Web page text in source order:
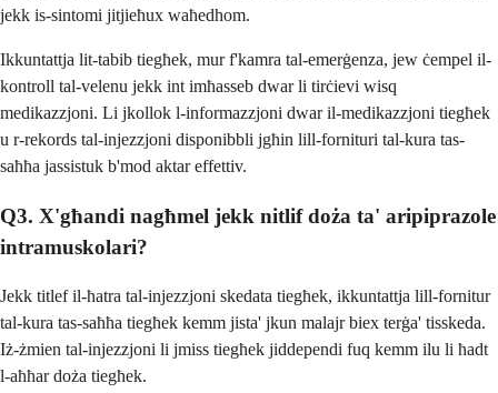
jekk is-sintomi jitjieħux waħedhom.
Ikkuntattja lit-tabib tiegħek, mur f'kamra tal-emerġenza, jew ċempel il-
kontroll tal-velenu jekk int imħasseb dwar li tirċievi wisq
medikazzjoni. Li jkollok l-informazzjoni dwar il-medikazzjoni tiegħek
u r-rekords tal-injezzjoni disponibbli jgħin lill-fornituri tal-kura tas-
saħħa jassistuk b'mod aktar effettiv.
Q3. X'għandi nagħmel jekk nitlif doża ta' aripiprazole
intramuskolari?
Jekk titlef il-ħatra tal-injezzjoni skedata tiegħek, ikkuntattja lill-fornitur
tal-kura tas-saħħa tiegħek kemm jista' jkun malajr biex terġa' tisskeda.
Iż-żmien tal-injezzjoni li jmiss tiegħek jiddependi fuq kemm ilu li ħadt
l-aħħar doża tiegħek.